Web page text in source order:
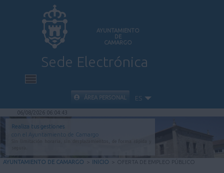
AYUNTAMIENTO
DE
CAMARGO
Sede Electrónica
INICIO
INFORMACIÓN PÚBLICA
CARPETA CIUDADANA
ÁREA PERSONAL ES
06/08/2026 06:04:43
Realiza tus gestiones
con el Ayuntamiento de Camargo
AYUNTAMIENTO DE CAMARGO > INICIO > OFERTA DE EMPLEO PÚBLICO